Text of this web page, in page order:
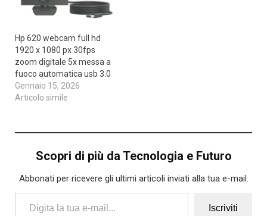
Hp 620 webcam full hd
1920 x 1080 px 30fps
zoom digitale 5x messa a
fuoco automatica usb 3.0
Gennaio 15, 2026
Articolo simile
Scopri di più da Tecnologia e Futuro
Abbonati per ricevere gli ultimi articoli inviati alla tua e-mail.
Digita la tua e-mail...
Iscriviti